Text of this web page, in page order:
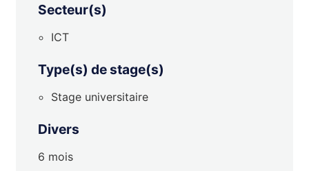
Secteur(s)
ICT
Type(s) de stage(s)
Stage universitaire
Divers
6 mois